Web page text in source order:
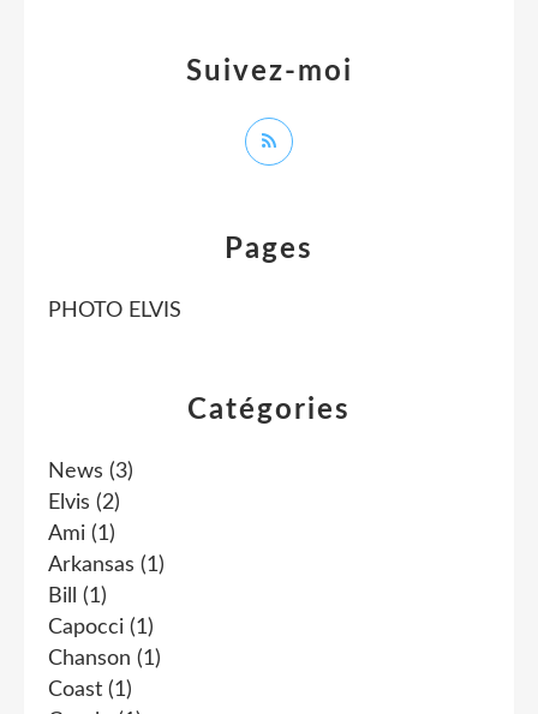
Catégories
News (3)
Elvis (2)
Ami (1)
Arkansas (1)
Bill
(1)
Capocci (1)
Chanson (1)
Coast (1)
Pages
PHOTO ELVIS
Suivez-moi